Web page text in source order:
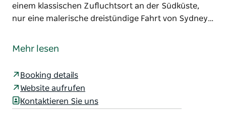
einem klassischen Zufluchtsort an der Südküste,
nur eine malerische dreistündige Fahrt von Sydney…
liegt seit über einem Jahrzehnt hoch oben auf einer
der Region, die nach Rick Steins beliebter Art
zubereitet werden, frische Meeresfrüchte, einfach
zubereitet.
Mehr lesen
Booking details
Website aufrufen
Kontaktieren Sie uns